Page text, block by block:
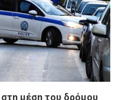
μέση του δρόμου